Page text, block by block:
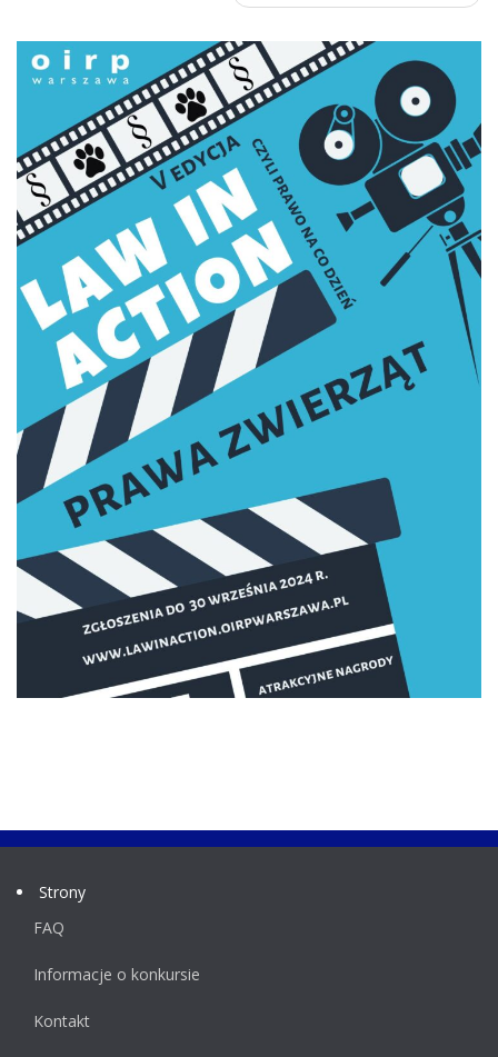
Strony
FAQ
Informacje o konkursie
Kontakt